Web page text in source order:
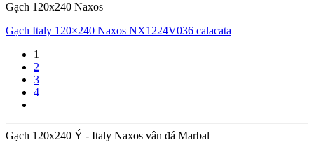
Gạch 120x240 Naxos
Gạch Italy 120×240 Naxos NX1224V036 calacata
1
2
3
4
Gạch 120x240 Ý - Italy Naxos vân đá Marbal